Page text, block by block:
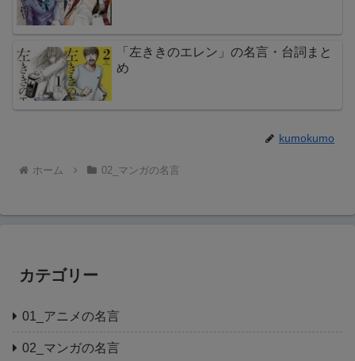
「左ききのエレン」の名言・台詞まと
め
kumokumo
ホーム 02_マンガの名言
カテゴリー
01_アニメの名言
02_マンガの名言